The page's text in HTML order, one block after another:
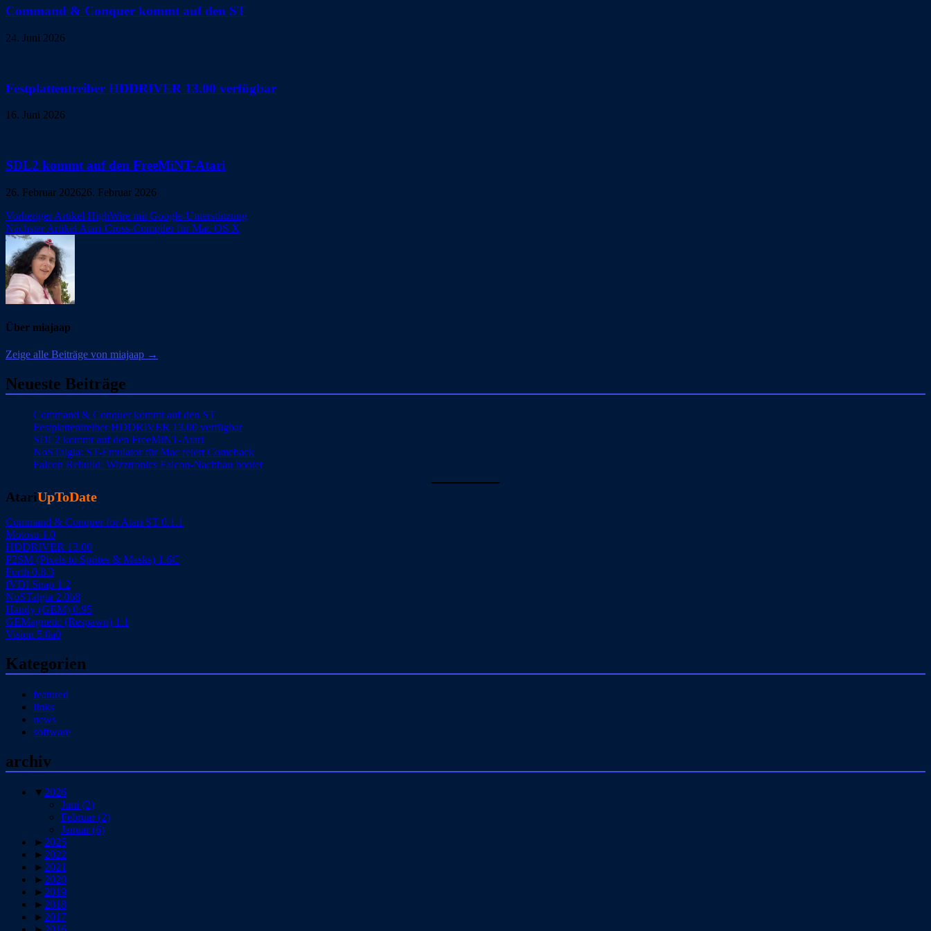
Command & Conquer kommt auf den ST
24. Juni 2026
Festplattentreiber HDDRIVER 13.00 verfügbar
16. Juni 2026
SDL2 kommt auf den FreeMiNT-Atari
26. Februar 202626. Februar 2026
Beitragsnavigation
Vorheriger Artikel HighWire mit Google-Unterstützung
Nächster Artikel Atari-Cross-Compiler für Mac OS X
Über miajaap
Zeige alle Beiträge von miajaap →
Neueste Beiträge
Command & Conquer kommt auf den ST
Festplattentreiber HDDRIVER 13.00 verfügbar
SDL2 kommt auf den FreeMiNT-Atari
NoSTalgia: ST-Emulator für Mac feiert Comeback
Falcon Rebuild: Wizztronics Falcon-Nachbau bootet
AtariUpToDate
Command & Conquer for Atari ST 0.1.1
Motosu 1.0
HDDRIVER 13.00
P2SM (Pixels to Sprites & Masks) 1.6C
Forth 0.8.3
fVDI Snap 1.2
NoSTalgia 2.0b8
Handy (GEM) 0.95
GEMagnetic (Respawn) 1.1
Vision 5.0a0
Kategorien
featured
links
news
software
archiv
▼ 2026
Juni (2)
Februar(2)
Januar(6)
► 2025
► 2022
► 2021
► 2020
► 2019
► 2018
► 2017